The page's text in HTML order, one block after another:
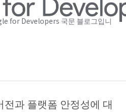
for Developers 국문 블로그입니
과 플랫폼 안정성에 대